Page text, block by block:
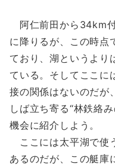
阿仁前田から34km
に降りるが、この時点
ており、湖というより
ている。そしてここに
接の関係はないのだが
しば立ち寄る“林鉄絡
機会に紹介しよう。
ここには太平湖で使
あるのだが、この艇庫